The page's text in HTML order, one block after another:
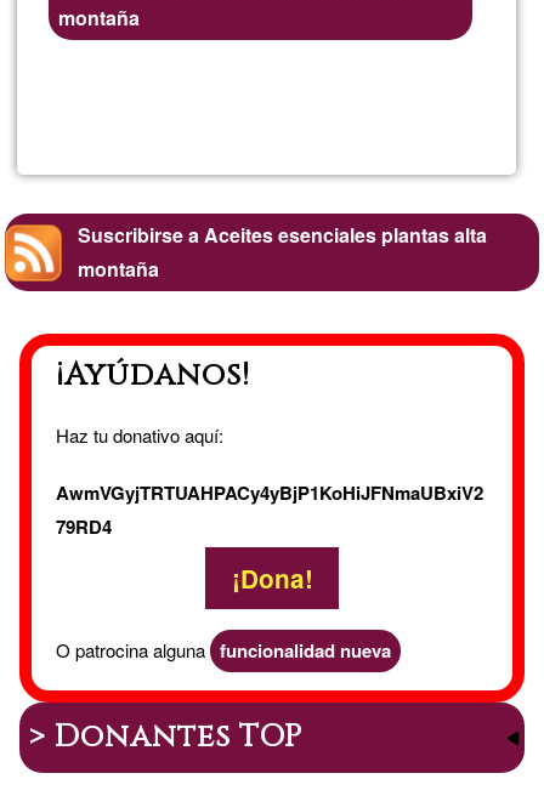
montaña
Tania
de
las
hadas
Suscribirse a Aceites esenciales plantas alta
montaña
¡Ayúdanos!
Haz tu donativo aquí:
AwmVGyjTRTUAHPACy4yBjP1KoHiJFNmaUBxiV2
79RD4
¡Dona!
O patrocina alguna funcionalidad nueva
> Donantes TOP